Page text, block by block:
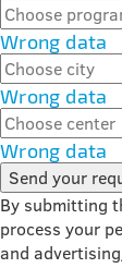
Wrong data
Wrong data
Wrong data
Send your
By submitting
process your
and